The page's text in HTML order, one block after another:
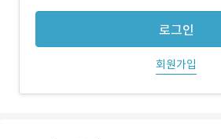
로그인
회원가입